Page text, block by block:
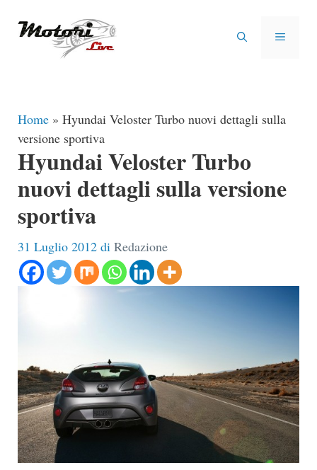
MENU
Home » Hyundai Veloster Turbo nuovi dettagli sulla
versione sportiva
Hyundai Veloster Turbo
nuovi dettagli sulla versione
sportiva
31 Luglio 2012 di Redazione